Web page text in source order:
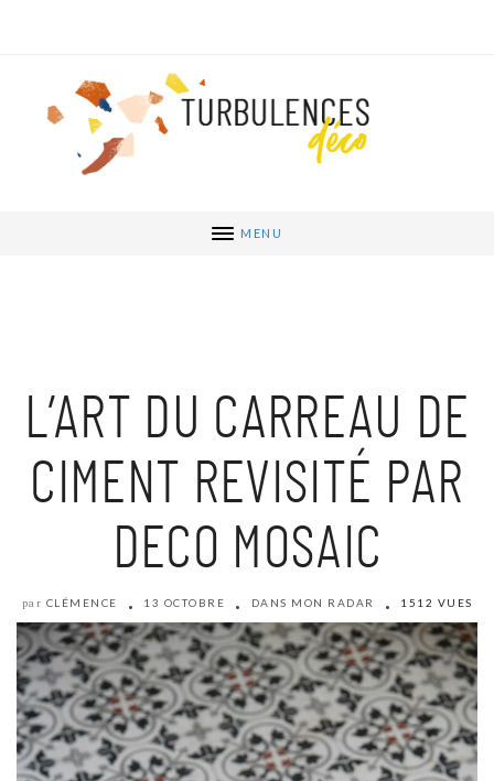
MENU
L’ART DU CARREAU DE
CIMENT REVISITÉ PAR
DECO MOSAIC
par CLÉMENCE 13 OCTOBRE DANS MON RADAR 1512 VUES